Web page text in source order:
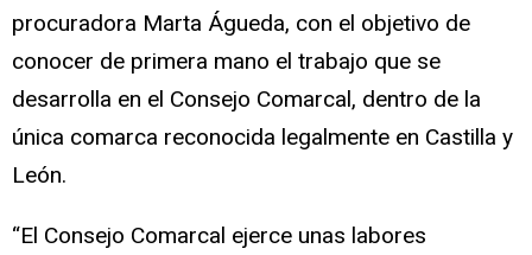
procuradora Marta Águeda, con el objetivo de
conocer de primera mano el trabajo que se
desarrolla en el Consejo Comarcal, dentro de la
única comarca reconocida legalmente en Castilla y
León.
“El Consejo Comarcal ejerce unas labores